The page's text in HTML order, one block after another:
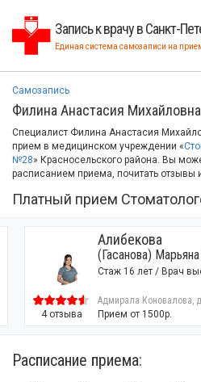
Запись к врачу в Санкт-
Единая система самозаписи на
Самозапись
Филина Анастасия Михайловна
Специалист Филина Анастасия
прием в медицинском учреждении «
№28» Красносельского района. Вы
расписанием приема, почитать отзывы
Платный прием
4 отзыва
Алибекова
(Гасанова)
Стаж 16 лет / Врач
Адмирала Коновалова,
Прием от 1500р.
Расписание приема: